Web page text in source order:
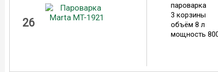
26
пароварка
3 корзины
объём 8 л
мощность